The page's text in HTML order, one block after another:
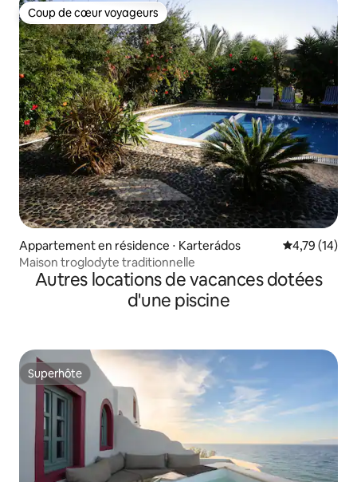
Coup de cœur voyageurs
Coup de cœur voyageurs
Appartement en résidence ⋅ Karterádos Évaluation
4,79 (14)
Maison troglodyte traditionnelle
Autres locations de vacances dotées
d'une piscine
Superhôte
Superhôte